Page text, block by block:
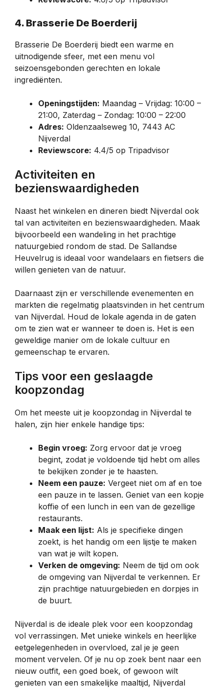
4. Brasserie De Boerderij
Brasserie De Boerderij biedt een warme en
uitnodigende sfeer, met een menu vol
seizoensgebonden gerechten en lokale
ingrediënten.
Openingstijden: Maandag – Vrijdag: 10:00 –
21:00, Zaterdag – Zondag: 10:00 – 22:00
Adres: Oldenzaalseweg 10, 7443 AC
Nijverdal
Reviewscore: 4.4/5 op Tripadvisor
Activiteiten en
bezienswaardigheden
Naast het winkelen en dineren biedt Nijverdal ook
tal van activiteiten en bezienswaardigheden. Maak
bijvoorbeeld een wandeling in het prachtige
natuurgebied rondom de stad. De Sallandse
Heuvelrug is ideaal voor wandelaars en fietsers die
willen genieten van de natuur.
Daarnaast zijn er verschillende evenementen en
markten die regelmatig plaatsvinden in het centrum
van Nijverdal. Houd de lokale agenda in de gaten
om te zien wat er wanneer te doen is. Het is een
geweldige manier om de lokale cultuur en
gemeenschap te ervaren.
Tips voor een geslaagde
koopzondag
Om het meeste uit je koopzondag in Nijverdal te
halen, zijn hier enkele handige tips:
Begin vroeg: Zorg ervoor dat je vroeg
begint, zodat je voldoende tijd hebt om alles
te bekijken zonder je te haasten.
Neem een pauze: Vergeet niet om af en toe
een pauze in te lassen. Geniet van een kopje
koffie of een lunch in een van de gezellige
restaurants.
Maak een lijst: Als je specifieke dingen
zoekt, is het handig om een lijstje te maken
van wat je wilt kopen.
Verken de omgeving: Neem de tijd om ook
de omgeving van Nijverdal te verkennen. Er
zijn prachtige natuurgebieden en dorpjes in
de buurt.
Nijverdal is de ideale plek voor een koopzondag
vol verrassingen. Met unieke winkels en heerlijke
eetgelegenheden in overvloed, zal je je geen
moment vervelen. Of je nu op zoek bent naar een
nieuw outfit, een goed boek, of gewoon wilt
genieten van een smakelijke maaltijd, Nijverdal